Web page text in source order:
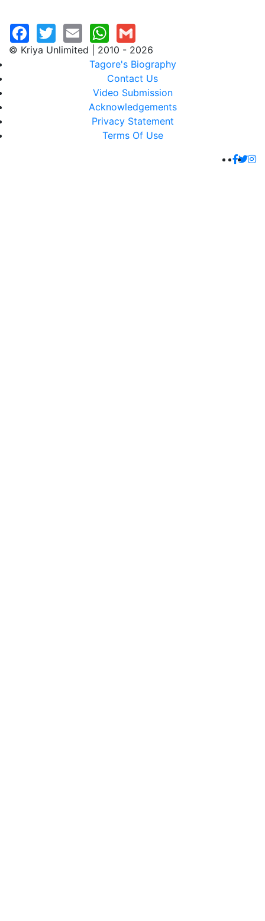
© Kriya Unlimited | 2010 - 2026
Tagore's Biography
Contact Us
Video Submission
Acknowledgements
Privacy Statement
Terms Of Use